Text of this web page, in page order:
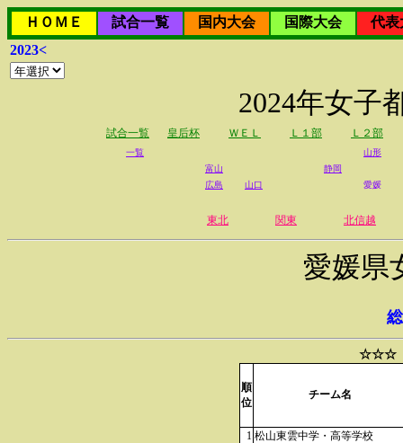
ＨＯＭＥ 試合一覧 国内大会 国際大会
代表
2023<
2024年女子
試合一覧 皇后杯 ＷＥＬ Ｌ１部 Ｌ２部
一覧
山形
富山
静岡
広島
山口 愛媛
東北 関東 北信越
愛媛県
☆☆☆
順
位
チーム名
1 松山東雲中学・高等学校